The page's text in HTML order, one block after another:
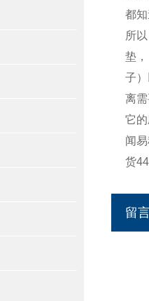
都
所
垫
子
离
它
闻
货
留